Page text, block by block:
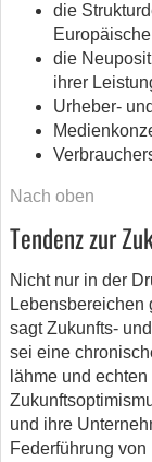
die
die
ihrer
Urheber-
Nach oben
Tendenz zur
Nicht nur in der
Lebensbereichen
sagt Zukunfts-
sei eine
lähme und
und ihre
Federführung